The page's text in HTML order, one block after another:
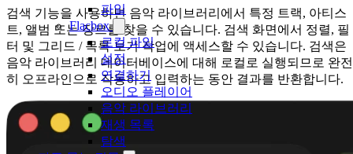
파일
Flacbox
로컬 파일
설정
연결하기
오디오 플레이어
음악 라이브러리
재생 목록
탐색
검색 기능을 사용하면 음악 라이브러리에서 특정 트랙, 아티스
트, 앨범 또는 장르를 찾을 수 있습니다. 검색 화면에서 정렬, 필
터 및 그리드 / 목록 보기 작업에 액세스할 수 있습니다. 검색은
음악 라이브러리 데이터베이스에 대해 로컬로 실행되므로 완전
히 오프라인으로 작동하고 입력하는 동안 결과를 반환합니다.